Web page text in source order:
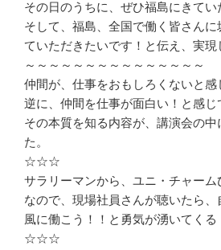
その日のうちに、ぜひ福島にきてい
そして、福島、全国で働く皆さん
ていただきたいです！と伝え、実現
～～～～～～～～～～～～～～～
仲間が、仕事をおもしろくないと感
逆に、仲間を仕事が面白い！と感
その本質を知る内容が、講演会の中
た。
☆☆☆
サラリーマンから、ユニ・チャー
なので、現場社員さんが聴いたら
風に働こう！！と勇気が湧いてくる
☆☆☆